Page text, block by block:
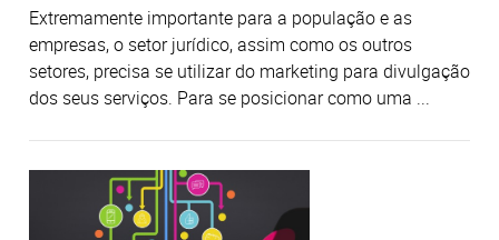
Extremamente importante para a população e as
empresas, o setor jurídico, assim como os outros
setores, precisa se utilizar do marketing para divulgação
dos seus serviços. Para se posicionar como uma ...